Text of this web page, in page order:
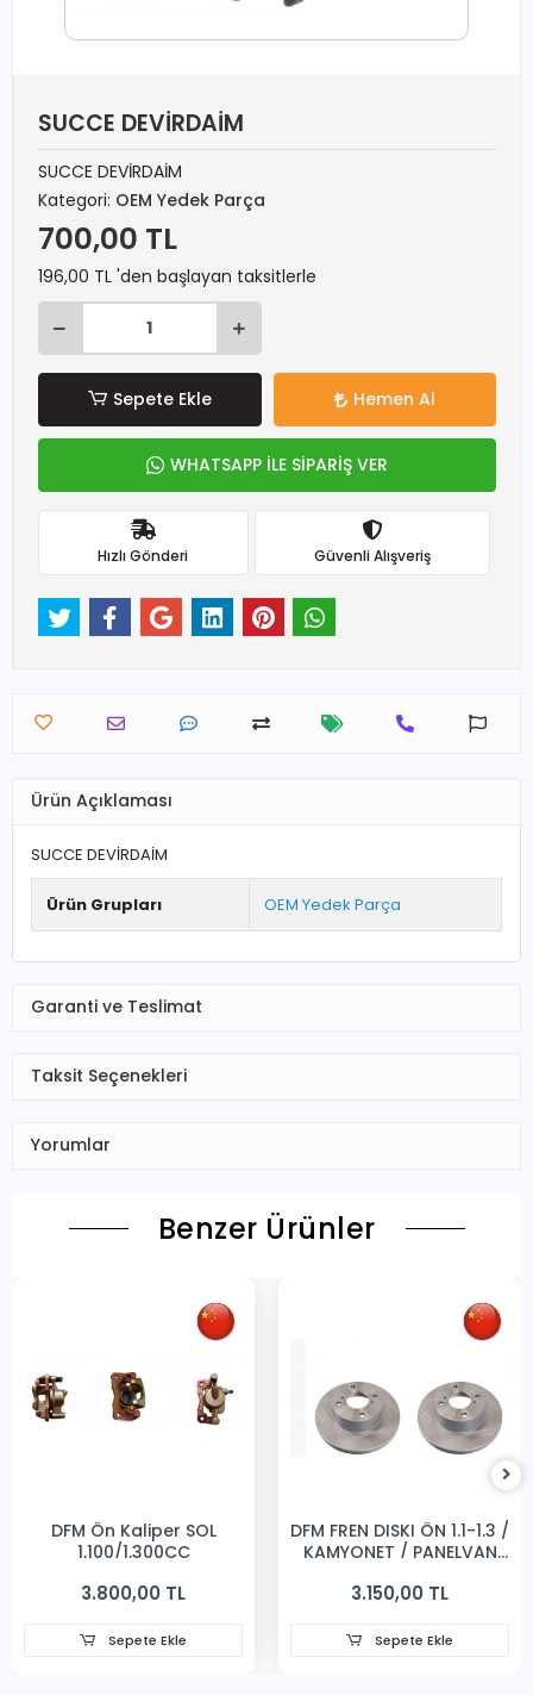
SUCCE DEVİRDAİM
SUCCE DEVİRDAİM
Kategori: OEM Yedek Parça
700,00 TL
196,00 TL 'den başlayan taksitlerle
Sepete Ekle Hemen Al
WHATSAPP İLE SİPARİŞ VER
Hızlı Gönderi Güvenli Alışveriş
Ürün Açıklaması
SUCCE DEVİRDAİM
Ürün Grupları OEM Yedek Parça
Garanti ve Teslimat
Taksit Seçenekleri
Yorumlar
Benzer Ürünler
DFM Ön Kaliper SOL
1,100/1,300CC
3.800,00 TL
Sepete Ekle
DFM FREN DISKI ÖN 1.1-1.3 /
KAMYONET / PANELVAN
3.150,00 TL
Sepete Ekle